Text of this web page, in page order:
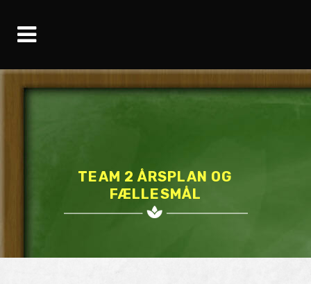
TEAM 2 ÅRSPLAN OG
FÆLLESMÅL